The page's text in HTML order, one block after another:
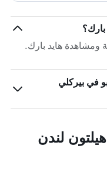
بارك؟
ومشاهدة هايد بارك.
في بيركلي
لندن